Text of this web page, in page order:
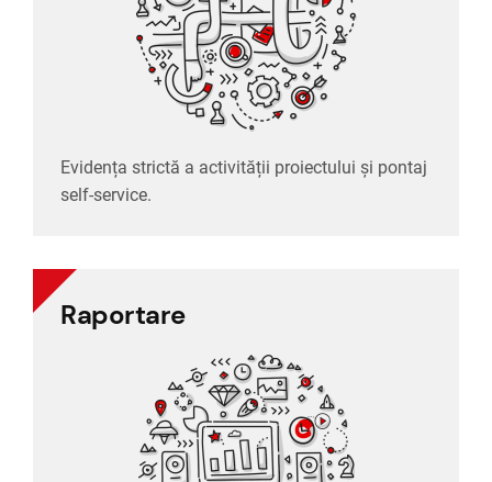
Evidența strictă a activității proiectului și pontaj
self-service.
Raportare